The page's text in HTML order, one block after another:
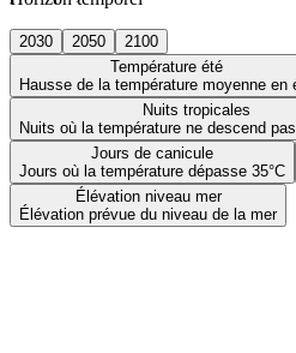
2030 2050
2100
Température été
Hausse de la température moyenne en
Nuits tropicales
Nuits où la température ne descend
Jours de canicule
Jours où la température dépasse 35°C
Élévation niveau mer
Élévation prévue du niveau de la mer